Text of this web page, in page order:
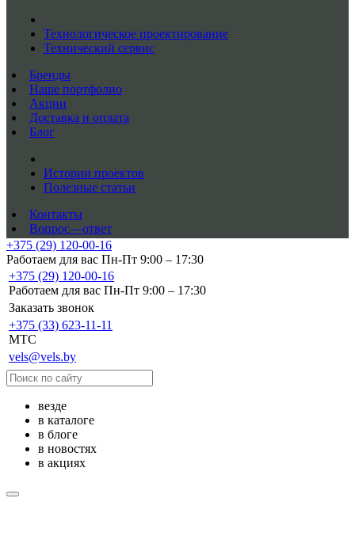
Технологическое проектирование
Технический сервис
Бренды
Наше портфолио
Акции
Доставка и оплата
Блог
Истории проектов
Полезные статьи
Контакты
Вопрос—ответ
+375 (29) 120-00-16
Работаем для вас Пн-Пт 9:00 – 17:30
+375 (29) 120-00-16
Работаем для вас Пн-Пт 9:00 – 17:30
Заказать звонок
+375 (33) 623-11-11
MTC
vels@vels.by
везде
в каталоге
в блоге
в новостях
в акциях